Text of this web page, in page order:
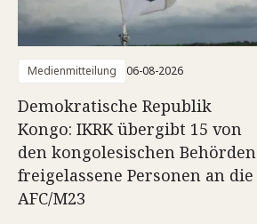
Medienmitteilung 06-08-2026
Demokratische Republik
Kongo: IKRK übergibt 15 von
den kongolesischen Behörden
freigelassene Personen an die
AFC/M23